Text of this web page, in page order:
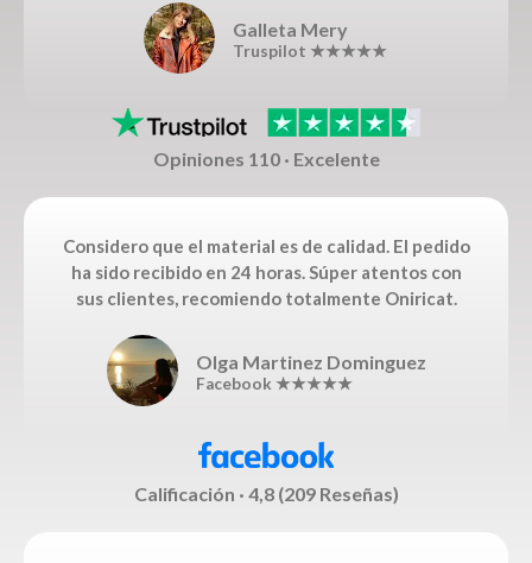
Galleta Mery
Truspilot ★★★★★
Opiniones 110 · Excelente
Considero que el material es de calidad. El pedido
ha sido recibido en 24 horas. Súper atentos con
sus clientes, recomiendo totalmente Oniricat.
Olga Martinez Dominguez
Facebook ★★★★★
Calificación · 4,8 (209 Reseñas)